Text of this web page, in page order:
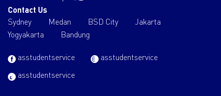
Contact Us
Sydney
Medan BSD City
Jakarta
Yogyakarta
Bandung
asstudentservice
asstudentservice
asstudentservice